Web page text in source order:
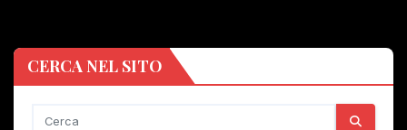
CERCA NEL SITO